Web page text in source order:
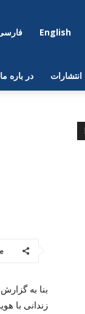
English
انتشارات در بارە ما
زندانی با